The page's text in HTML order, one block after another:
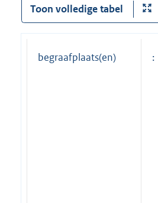
Toon volledige tabel
begraafplaats(en) :